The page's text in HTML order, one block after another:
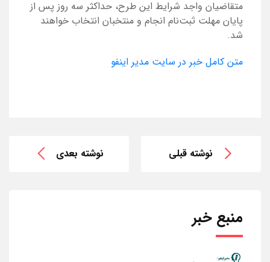
متقاضیان واجد شرایط این طرح، حداکثر سه روز پس از
پایان مهلت ثبت‌نام انجام و منتخبان انتخاب خواهند
شد.
متن کامل خبر در سایت مدیر اینفو
نوشته قبلی نوشته بعدی
منبع خبر